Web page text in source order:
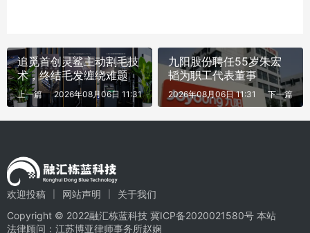
追觅首创灵鲨主动割毛技
术，终结毛发缠绕难题
上一篇 2026年08月06日 11:31
九阳股份聘任55岁朱宏
韬为职工代表董事
下一篇
2026年08月06日 11:31
欢迎投稿 网站声明
关于我们
Copyright © 2022融汇栋蓝科技 冀ICP备2020021580号 本站
法律顾问：江苏博亚律师事务所赵娴